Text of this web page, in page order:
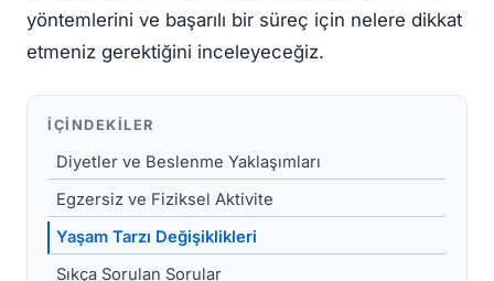
yöntemlerini ve başarılı bir süreç için nelere dikkat
etmeniz gerektiğini inceleyeceğiz.
İÇINDEKILER
Diyetler ve Beslenme Yaklaşımları
Egzersiz ve Fiziksel Aktivite
Yaşam Tarzı Değişiklikleri
Sıkça Sorulan Sorular